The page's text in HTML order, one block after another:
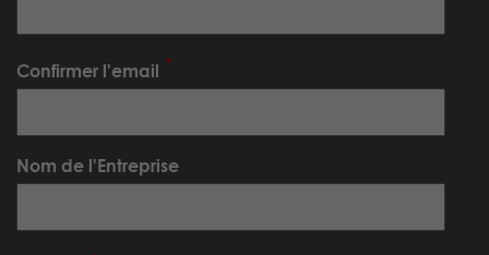
Confirmer l'email
Nom de l'Entreprise